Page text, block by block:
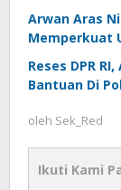
Arwan Aras
Memperkuat
Reses DPR
Bantuan Di
oleh Sek_Red
Ikuti Kami